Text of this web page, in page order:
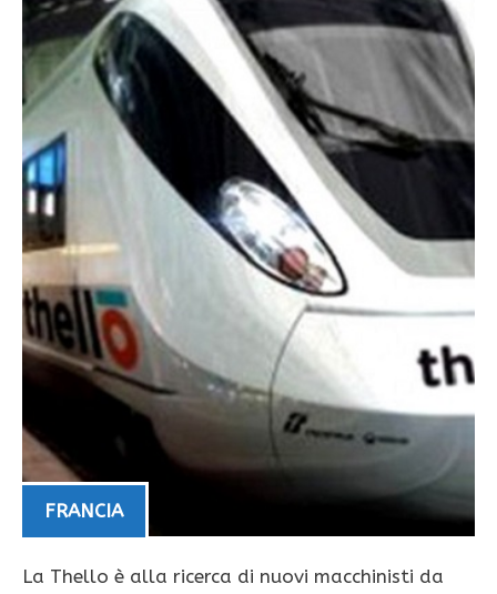
FRANCIA
La Thello è alla ricerca di nuovi macchinisti da